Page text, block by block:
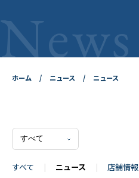
News
ホーム ニュース ニュース
すべて ニュース 店舗情報
採用情報
ニュース